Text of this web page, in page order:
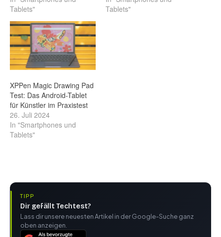
Tablets"
Tablets"
XPPen Magic Drawing Pad
Test: Das Android-Tablet
für Künstler im Praxistest
26. Juli 2024
In "Smartphones und
Tablets"
TIPP
Dir gefällt Techtest?
Lass dir unsere neuesten Artikel in der Google-Suche ganz
oben anzeigen.